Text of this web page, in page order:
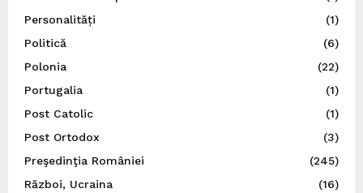
Personalități
(1)
Politică
(6)
Polonia
(22)
Portugalia
(1)
Post Catolic
(1)
Post Ortodox
(3)
Preşedinţia României
(245)
Război, Ucraina
(16)